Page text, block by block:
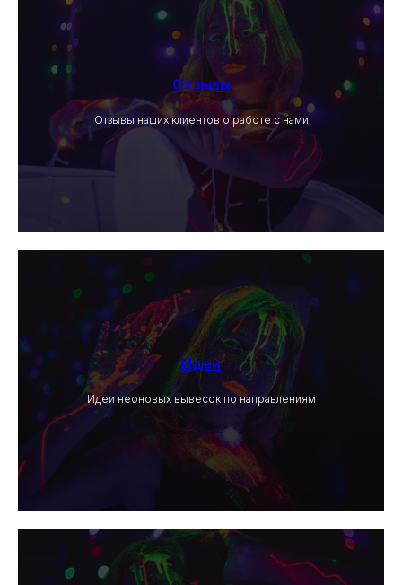
Отзывы
Отзывы наших клиентов о работе с нами
Идеи
Идеи неоновых вывесок по направлениям